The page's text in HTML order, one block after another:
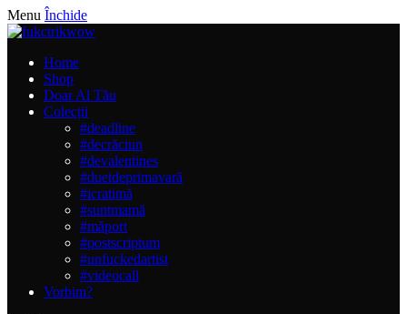
Menu Închide
Home
Shop
Doar Al Tău
Colecții
#deadline
#decrăciun
#devalentines
#duetdeprimavară
#icratimă
#suntmamă
#măport
#postscriptum
#unfuckedartist
#videocall
Vorbim?